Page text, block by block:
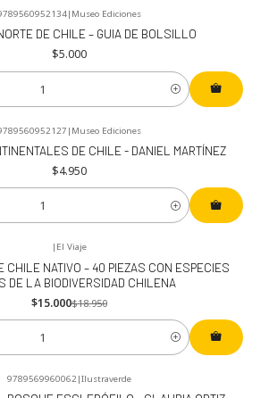
| Museo Ediciones
DE CHILE – GUIA DE BOLSILLO
$5.000
| Museo Ediciones
DE CHILE - DANIEL MARTÍNEZ
$4.950
| El Viaje
CHILE NATIVO – 40 PIEZAS CON ESPECIES
DE LA BIODIVERSIDAD CHILENA
$15.000$18.950
9789569960062|Ilustraverde